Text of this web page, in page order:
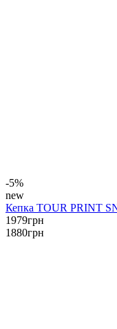
-5%
new
Кепка TOUR PRINT
1979грн
1880грн